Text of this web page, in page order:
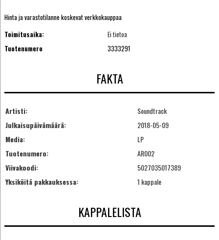
Hinta ja varastotilanne koskevat verkkokauppaa
Toimitusaika:
Ei tietoa
Tuotenumero
3333291
FAKTA
Artisti:
Soundtrack
Julkaisupäivämäärä:
2018-05-09
Media:
LP
Tuotenumero:
AR002
Viivakoodi:
5027035017389
Yksiköitä pakkauksessa:
1 kappale
KAPPALELISTA